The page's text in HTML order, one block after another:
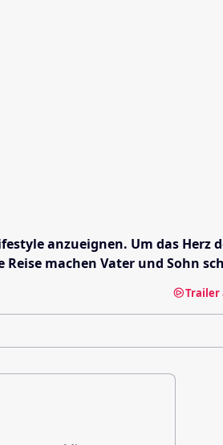
anzueignen. Um das
machen Vater und Sohn
Trailer